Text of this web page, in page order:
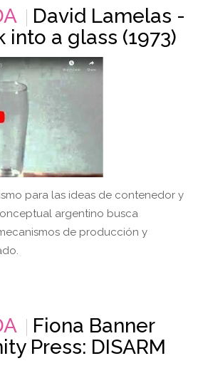
David Lamelas -
into a glass (1973)
para las ideas de contenedor y
argentino busca
de producción y
Fiona Banner
Press: DISARM